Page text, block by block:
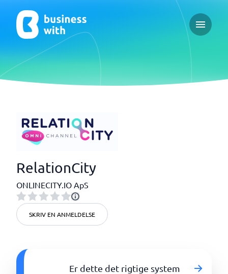
Open
RelationCity
ONLINECITY.IO ApS
SKRIV EN ANMELDELSE
Er dette det rigtige system